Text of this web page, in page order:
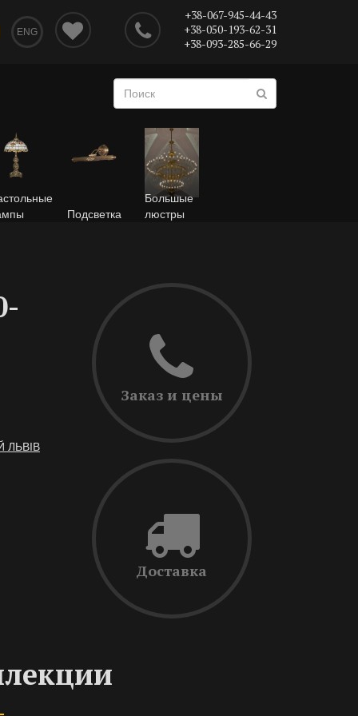
ENG
+38-067-945-44-43
+38-050-193-62-31
+38-093-285-66-29
Подсветка
Большые
люстры
ЛЬВІВ
Заказ и цены
Доставка